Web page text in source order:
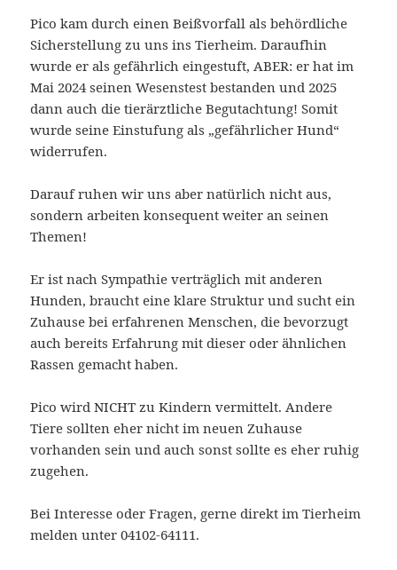
Pico kam durch einen Beißvorfall als behördliche
Sicherstellung zu uns ins Tierheim. Daraufhin
wurde er als gefährlich eingestuft, ABER: er hat im
Mai 2024 seinen Wesenstest bestanden und 2025
dann auch die tierärztliche Begutachtung! Somit
wurde seine Einstufung als „gefährlicher Hund“
widerrufen.
Darauf ruhen wir uns aber natürlich nicht aus,
sondern arbeiten konsequent weiter an seinen
Themen!
Er ist nach Sympathie verträglich mit anderen
Hunden, braucht eine klare Struktur und sucht ein
Zuhause bei erfahrenen Menschen, die bevorzugt
auch bereits Erfahrung mit dieser oder ähnlichen
Rassen gemacht haben.
Pico wird NICHT zu Kindern vermittelt. Andere
Tiere sollten eher nicht im neuen Zuhause
vorhanden sein und auch sonst sollte es eher ruhig
zugehen.
Bei Interesse oder Fragen, gerne direkt im Tierheim
melden unter 04102-64111.